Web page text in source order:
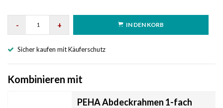
- + IN DEN KORB
Sicher kaufen mit Käuferschutz
Kombinieren mit
PEHA Abdeckrahmen 1-fach